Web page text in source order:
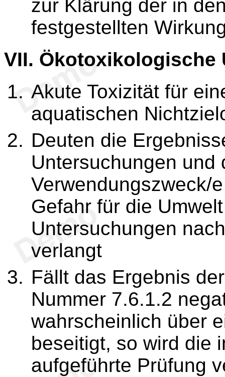
zur Klärung der in
festgestellten
VII. Ökotoxikologische
Akute Toxizität für
aquatischen
Deuten die
Untersuchungen und
Verwendungszweck/
Gefahr für die
Untersuchungen
verlangt
Fällt das Ergebnis
Nummer 7.6.1.2
wahrscheinlich über
beseitigt, so wird die
aufgeführte Prüfung